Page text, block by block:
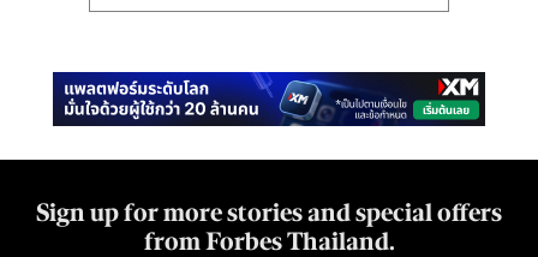
Sign up for more stories and special offers
from Forbes Thailand.